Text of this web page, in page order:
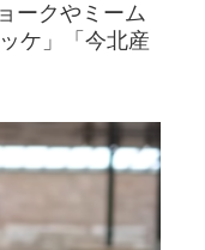
ークやミーム
ケ」「今北産